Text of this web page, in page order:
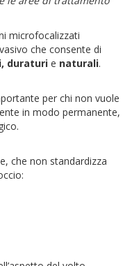
microfocalizzati
che consente di
duraturi e naturali.
per chi non vuole
in modo permanente,
che non standardizza